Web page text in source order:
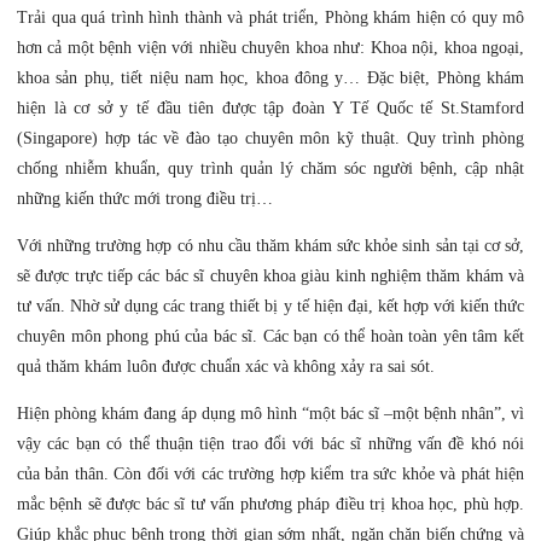
Trải qua quá trình hình thành và phát triển, Phòng khám hiện có quy mô
hơn cả một bệnh viện với nhiều chuyên khoa như: Khoa nội, khoa ngoại,
khoa sản phụ, tiết niệu nam học, khoa đông y… Đặc biệt, Phòng khám
hiện là cơ sở y tế đầu tiên được tập đoàn Y Tế Quốc tế St.Stamford
(Singapore) hợp tác về đào tạo chuyên môn kỹ thuật. Quy trình phòng
chống nhiễm khuẩn, quy trình quản lý chăm sóc người bệnh, cập nhật
những kiến thức mới trong điều trị…
Với những trường hợp có nhu cầu thăm khám sức khỏe sinh sản tại cơ sở,
sẽ được trực tiếp các bác sĩ chuyên khoa giàu kinh nghiệm thăm khám và
tư vấn. Nhờ sử dụng các trang thiết bị y tế hiện đại, kết hợp với kiến thức
chuyên môn phong phú của bác sĩ. Các bạn có thể hoàn toàn yên tâm kết
quả thăm khám luôn được chuẩn xác và không xảy ra sai sót.
Hiện phòng khám đang áp dụng mô hình “một bác sĩ –một bệnh nhân”, vì
vậy các bạn có thể thuận tiện trao đổi với bác sĩ những vấn đề khó nói
của bản thân. Còn đối với các trường hợp kiểm tra sức khỏe và phát hiện
mắc bệnh sẽ được bác sĩ tư vấn phương pháp điều trị khoa học, phù hợp.
Giúp khắc phục bệnh trong thời gian sớm nhất, ngăn chặn biến chứng và